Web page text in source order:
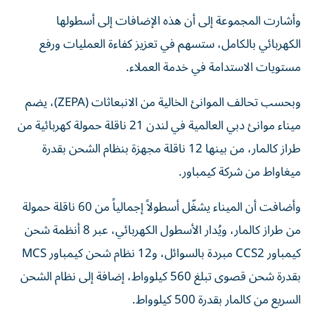
وأشارت المجموعة إلى أن هذه الإضافات إلى أسطولها
الكهربائي بالكامل، ستسهم في تعزيز كفاءة العمليات ورفع
مستويات الاستدامة في خدمة العملاء.
وبحسب تحالف الموانئ الخالية من الانبعاثات (ZEPA)، يضم
ميناء موانئ دبي العالمية في لندن 21 ناقلة حمولة كهربائية من
طراز كالمار، من بينها 12 ناقلة مجهزة بنظام الشحن بقدرة
ميغاواط من شركة كيمباور.
وأضافت أن الميناء يشغّل أسطولاً إجمالياً من 60 ناقلة حمولة
من طراز كالمار، ويُدار الأسطول الكهربائي، عبر 8 أنظمة شحن
كيمباور CCS2 مبردة بالسوائل، و12 نظام شحن كيمباور MCS
بقدرة شحن قصوى تبلغ 560 كيلوواط، إضافة إلى نظام الشحن
السريع من كالمار بقدرة 500 كيلوواط.